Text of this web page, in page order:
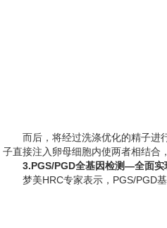
而后，将经过洗涤优化的精子进
子直接注入卵母细胞内使两者相结合
3.PGS/PGD全基因检测—全面实
梦美HRC专家表示，PGS/PGD